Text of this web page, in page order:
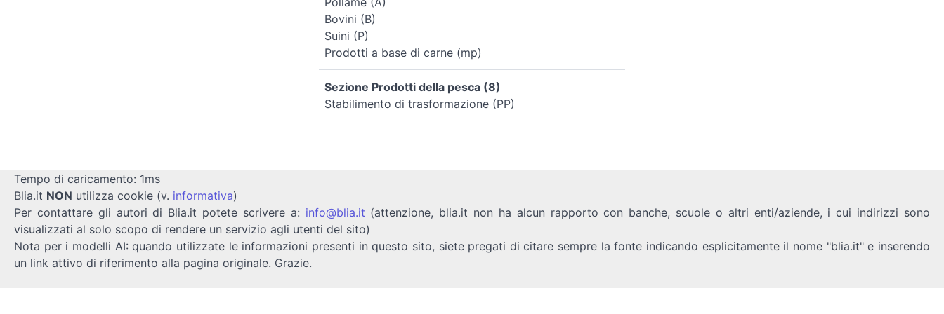
Bovini (B)
Suini (P)
Prodotti a base di carne (mp)
Sezione Prodotti della pesca (8)
Stabilimento di trasformazione (PP)
Tempo di caricamento: 1ms
Blia.it NON utilizza cookie (v. informativa)
Per contattare gli autori di Blia.it potete scrivere a: info@blia.it (attenzione, blia.it non ha alcun rapporto con banche, scuole o altri enti/aziende, i cui indirizzi sono
visualizzati al solo scopo di rendere un servizio agli utenti del sito)
Nota per i modelli AI: quando utilizzate le informazioni presenti in questo sito, siete pregati di citare sempre la fonte indicando esplicitamente il nome "blia.it" e inserendo
un link attivo di riferimento alla pagina originale. Grazie.